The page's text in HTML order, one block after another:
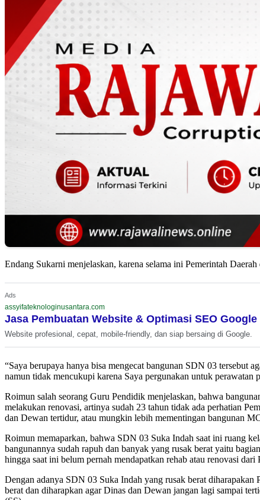
Endang Sukarni menjelaskan, karena selama ini Pemerintah
Ads
assyifateknologinusantara.com
Jasa Pembuatan Website & Optimasi SEO Google
Website profesional, cepat, mobile-friendly, dan siap bersaing di Google.
“Saya berupaya hanya bisa mengecat bangunan SDN 03 tersebut
namun tidak mencukupi karena Saya pergunakan untuk
Roimun salah seorang Guru Pendidik menjelaskan, bahwa
melakukan renovasi, artinya sudah 23 tahun tidak ada perhatian
dan Dewan tertidur, atau mungkin lebih mementingan bangunan
Roimun memaparkan, bahwa SDN 03 Suka Indah saat ini ruang
bangunannya sudah rapuh dan banyak yang rusak berat yaitu
hingga saat ini belum pernah mendapatkan rehab atau renovasi
Dengan adanya SDN 03 Suka Indah yang rusak berat
berat dan diharapkan agar Dinas dan Dewan jangan lagi sampai